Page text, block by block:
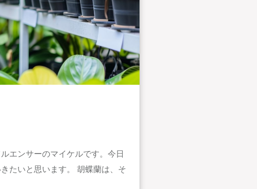
エンサーのマイケルです。今日
たいと思います。 胡蝶蘭は、そ